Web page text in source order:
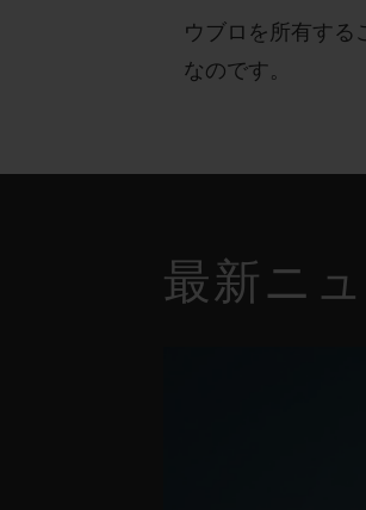
ウブロを所有する
なのです。
最新ニ